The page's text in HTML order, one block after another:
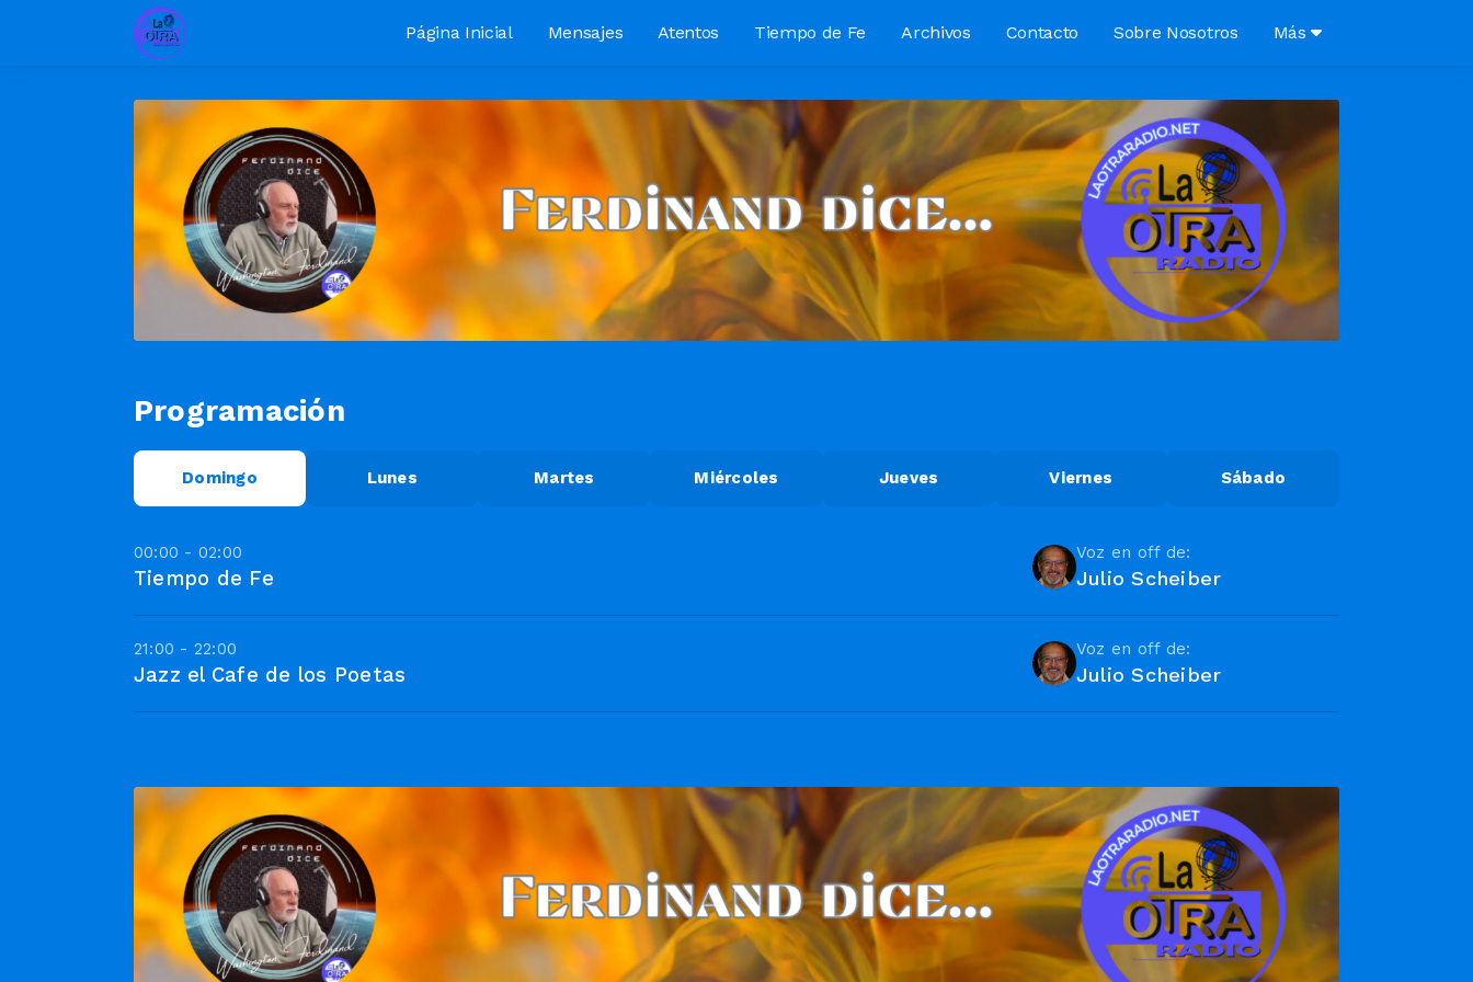
Página Inicial Mensajes Atentos Tiempo de Fe Archivos Contacto Sobre Nosotros Más
Programación
Domingo Lunes Martes Miércoles Jueves Viernes Sábado
00:00 - 02:00
Tiempo de Fe
Voz en off de:
Julio Scheiber
21:00 - 22:00
Jazz el Cafe de los Poetas
Voz en off de:
Julio Scheiber